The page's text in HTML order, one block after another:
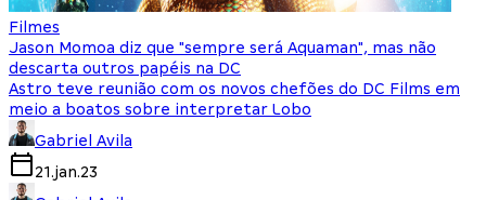
Filmes
Jason Momoa diz que "sempre será Aquaman", mas não
descarta outros papéis na DC
Astro teve reunião com os novos chefões do DC Films em
meio a boatos sobre interpretar Lobo
Gabriel Avila
21.jan.23